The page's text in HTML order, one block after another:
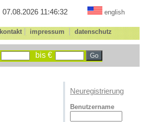
07.08.2026 11:46:32 english
kontakt impressum datenschutz
bis €
Neuregistrierung
Benutzername